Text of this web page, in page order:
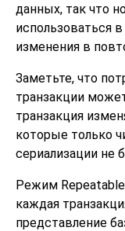
данных, так что
использоваться
изменения в
Заметьте, что
транзакции
транзакция
которые только
сериализации не
Режим Repeatable
каждая
представление